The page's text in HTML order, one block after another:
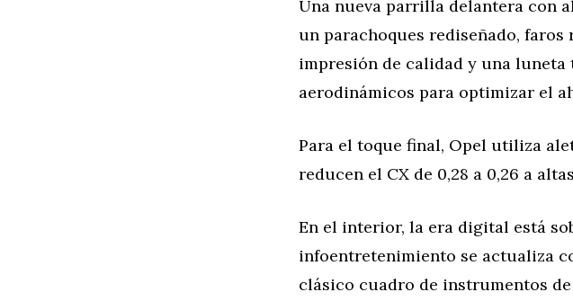
Una nueva parrilla delantera con
un parachoques rediseñado,
impresión de calidad y una luneta
aerodinámicos para optimizar el
Para el toque final, Opel utiliza
reducen el CX de 0,28 a 0,26 a
En el interior, la era digital está
infoentretenimiento se actualiza
clásico cuadro de instrumentos